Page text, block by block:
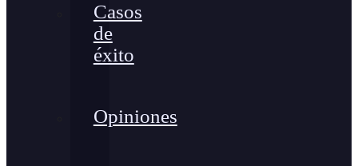
Casos
de
éxito
Opiniones